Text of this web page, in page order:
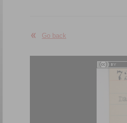
Go back